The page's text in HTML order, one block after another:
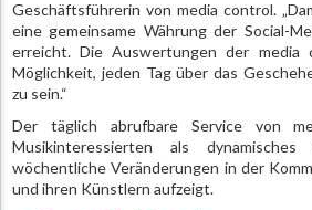
Geschäftsführerin von media control.
eine gemeinsame Währung der Social-
erreicht. Die Auswertungen der
Möglichkeit, jeden Tag über das
zu sein.“
Der täglich abrufbare Service von
Musikinteressierten als dynamisches
wöchentliche Veränderungen in der
und ihren Künstlern aufzeigt.